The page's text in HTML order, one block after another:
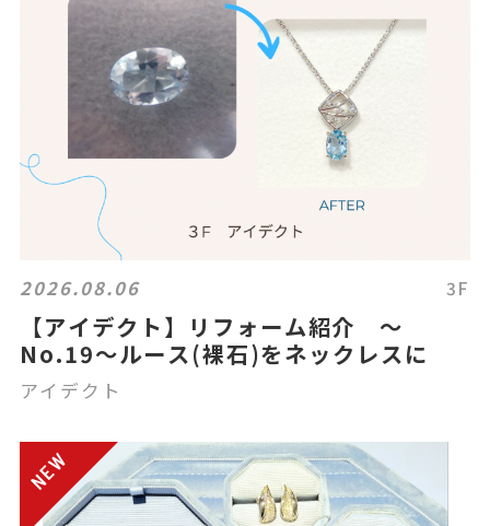
2026.08.06 3F
【アイデクト】リフォーム紹介 ～
No.19～ルース(裸石)をネックレスに
アイデクト